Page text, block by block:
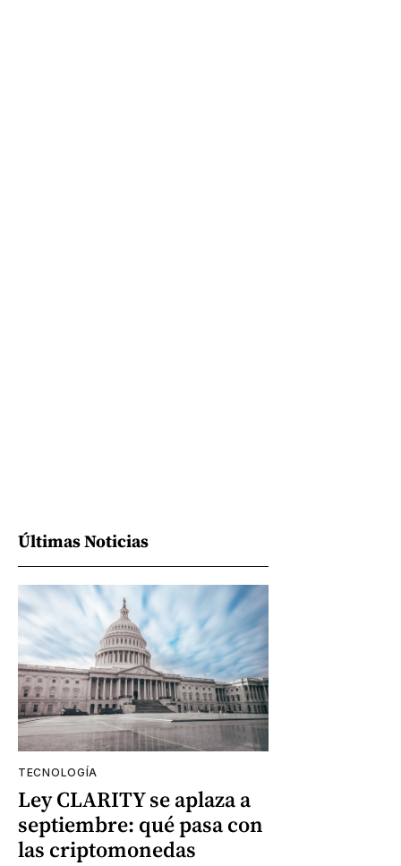
Últimas Noticias
TECNOLOGÍA
Ley CLARITY se aplaza a
septiembre: qué pasa con
las criptomonedas